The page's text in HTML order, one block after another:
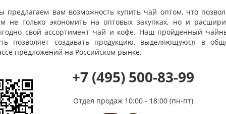
предлагаем вам возможность купить чай оптом, что
не только экономить на оптовых закупках, но и
свой ассортимент чай и кофе. Наш пройденный
позволяет создавать продукцию, выделяющуюся в
предложений на Российском рынке.
+7 (495) 500-83-99
Отдел продаж 10:00 - 18:00 (пн-пт)